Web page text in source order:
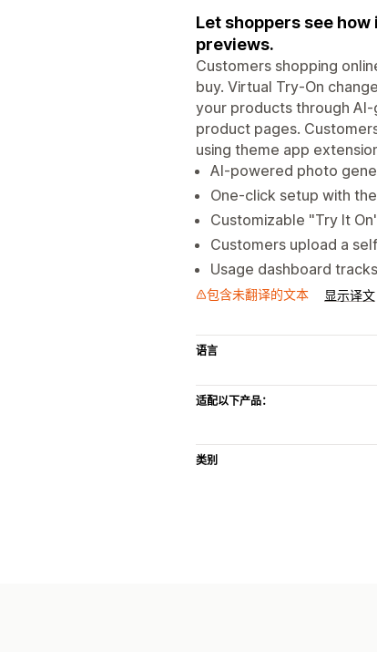
Let shoppers see
previews.
Customers shopping
buy. Virtual Try-On
your products through
product pages.
using theme app
AI-powered photo
One-click setup with
Customizable "Try It
Customers upload a
Usage dashboard
包含未翻译的文本 显示译文
语言
适配以下产品：
类别